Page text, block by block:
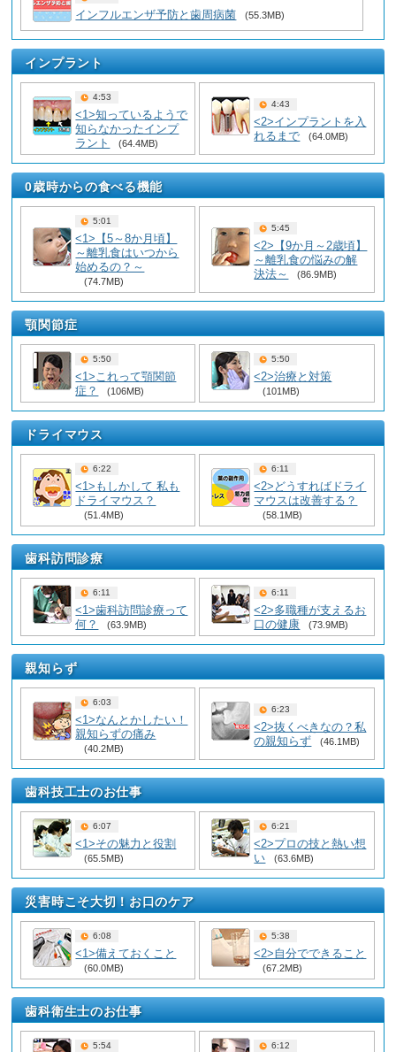
インフルエンザ予防と歯周病菌 (55.3MB)
インプラント
4:53
<1>知っているようで
知らなかったインプ
ラント
(64.4MB)
4:43
<2>インプラントを入
れるまで
(64.0MB)
0歳時からの食べる機能
5:01
<1>【5～8か月頃】
～離乳食はいつから
始めるの？～
(74.7MB)
5:45
<2>【9か月～2歳頃】
～離乳食の悩みの解
決法～
(86.9MB)
顎関節症
5:50
<1>これって顎関節
症？
(106MB)
5:50
<2>治療と対策
(101MB)
ドライマウス
6:22
<1>もしかして 私も
ドライマウス？
(51.4MB)
6:11
<2>どうすればドライ
マウスは改善する？
(58.1MB)
歯科訪問診療
6:11
<1>歯科訪問診療って
何？
(63.9MB)
6:11
<2>多職種が支えるお
口の健康
(73.9MB)
親知らず
6:03
<1>なんとかしたい！
親知らずの痛み
(40.2MB)
6:23
<2>抜くべきなの？私
の親知らず
(46.1MB)
歯科技工士のお仕事
6:07
<1>その魅力と役割
(65.5MB)
6:21
<2>プロの技と熱い想
い
(63.6MB)
災害時こそ大切！お口のケア
6:08
<1>備えておくこと
(60.0MB)
5:38
<2>自分でできること
(67.2MB)
歯科衛生士のお仕事
5:54 6:12